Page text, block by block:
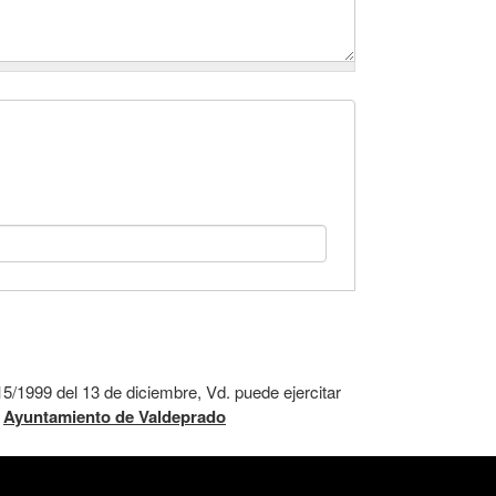
1999 del 13 de diciembre, Vd. puede ejercitar
Ayuntamiento de Valdeprado